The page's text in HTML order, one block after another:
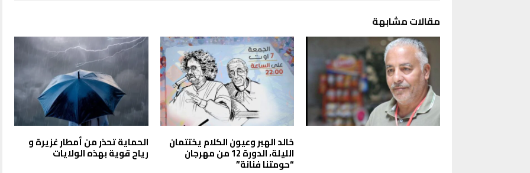
مقالات مشابهة
خالد الهبر وعيون الكلام يختتمان
الليلة، الدورة 12 من مهرجان
“حومتنا فنانة”
الحماية تحذر من أمطار غزيرة و
رياح قوية بهذه الولايات